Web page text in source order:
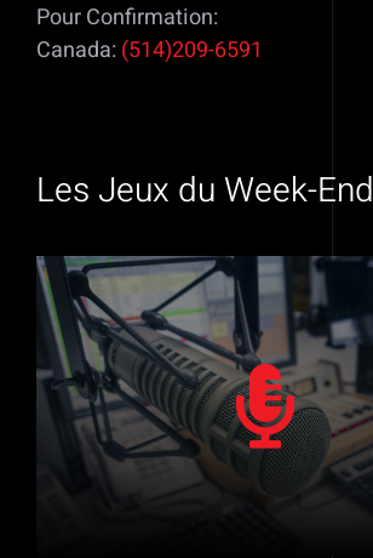
Pour Confirmation:
Canada: (514)209-6591
Les Jeux du Week-End